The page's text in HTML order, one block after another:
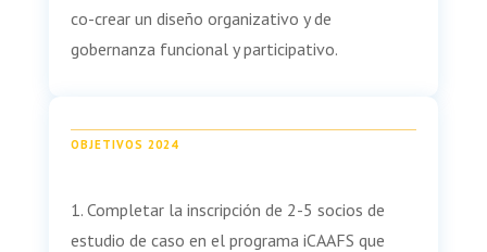
co-crear un diseño organizativo y de
gobernanza funcional y participativo.
OBJETIVOS 2024
1. Completar la inscripción de 2-5 socios de
estudio de caso en el programa iCAAFS que